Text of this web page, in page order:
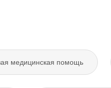
медицинская помощь